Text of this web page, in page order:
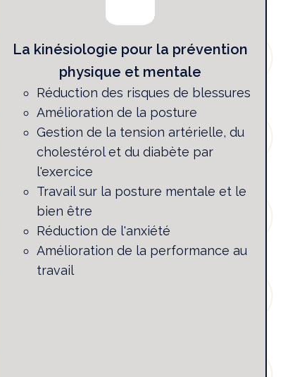
La kinésiologie pour la prévention
physique et mentale
Réduction des risques de blessures
Amélioration de la posture
Gestion de la tension artérielle, du
cholestérol et du diabète par
l'exercice
Travail sur la posture mentale et le
bien être
Réduction de l'anxiété
Amélioration de la performance au
travail